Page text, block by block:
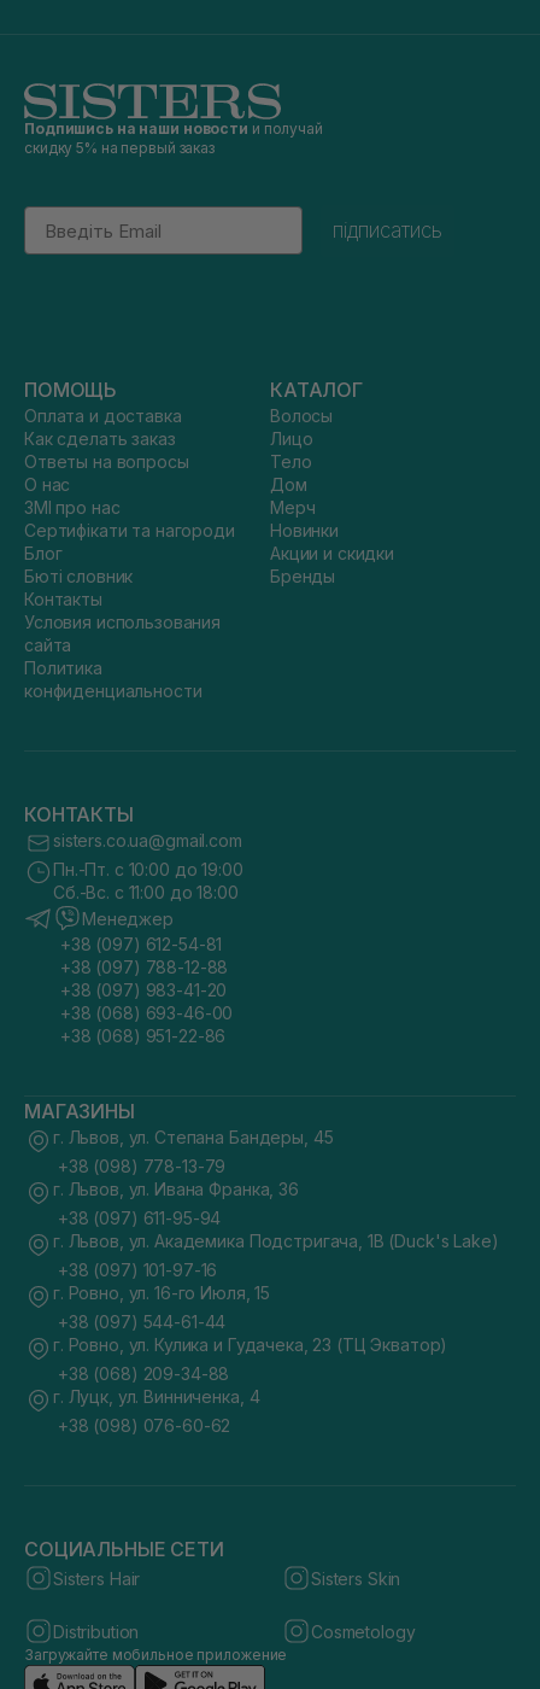
Подпишись на наши новости и получай
скидку 5% на первый заказ
Email
підписатись
ПОМОЩЬ
Оплата и доставка
Как сделать заказ
Ответы на вопросы
О нас
ЗМІ про нас
Сертифікати та нагороди
Блог
Бюті словник
Контакты
Условия использования
сайта
Политика
конфиденциальности
КАТАЛОГ
Волосы
Лицо
Тело
Дом
Мерч
Новинки
Акции и скидки
Бренды
КОНТАКТЫ
sisters.co.ua@gmail.com
Пн.-Пт. с 10:00 до 19:00
Сб.-Вс. с 11:00 до 18:00
Менеджер
+38 (097) 612-54-81
+38 (097) 788-12-88
+38 (097) 983-41-20
+38 (068) 693-46-00
+38 (068) 951-22-86
МАГАЗИНЫ
г. Львов, ул. Степана Бандеры, 45
+38 (098) 778-13-79
г. Львов, ул. Ивана Франка, 36
+38 (097) 611-95-94
г. Львов, ул. Академика Подстригача, 1В (Duck's Lake)
+38 (097) 101-97-16
г. Ровно, ул. 16-го Июля, 15
+38 (097) 544-61-44
г. Ровно, ул. Кулика и Гудачека, 23 (ТЦ Экватор)
+38 (068) 209-34-88
г. Луцк, ул. Винниченка, 4
+38 (098) 076-60-62
СОЦИАЛЬНЫЕ СЕТИ
Sisters Hair Sisters Skin
Distribution Cosmetology
Загружайте мобильное приложение